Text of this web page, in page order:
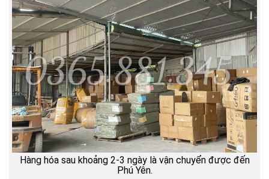
Hàng hóa sau khoảng 2-3 ngày là vận chuyển được đến
Phú Yên.